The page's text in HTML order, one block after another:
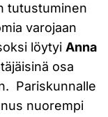
tutustuminen
varojaan
löytyi Anna
osa
Pariskunnalle
nuorempi